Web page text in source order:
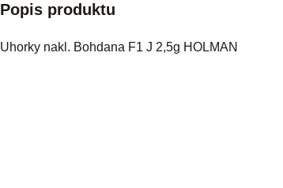
Popis produktu
Uhorky nakl. Bohdana F1 J 2,5g HOLMAN